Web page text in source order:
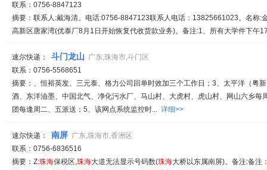
联系：0756-8847123
摘要：联系人:戴海清。电话:0756-8847123联系人电话：13825661023。名称:
高新区唐家湾(优泰厂8月1日开始恢复代收货款业务)。备注:1、所有大学件下午
速尔快递： 斗门龙山 广东,珠海市,斗门区
联系：0756-5568651
摘要：、恒裕英发、三元泰、格力公司回单时效加三个工作日；3、太平洋（粤
酒、东洋油墨、中国北气、净化污水厂、马山村、大虎村、虎山村、网山六乡每
团每逢周二、五派送；5、该网点系统监控时... 详细>>
速尔快递： 南屏 广东,珠海市,香洲区
联系：0756-6836516
摘要：Z:珠海保税区,珠海大道无法显示号码数(珠海大桥以东属南屏)。备注:备注